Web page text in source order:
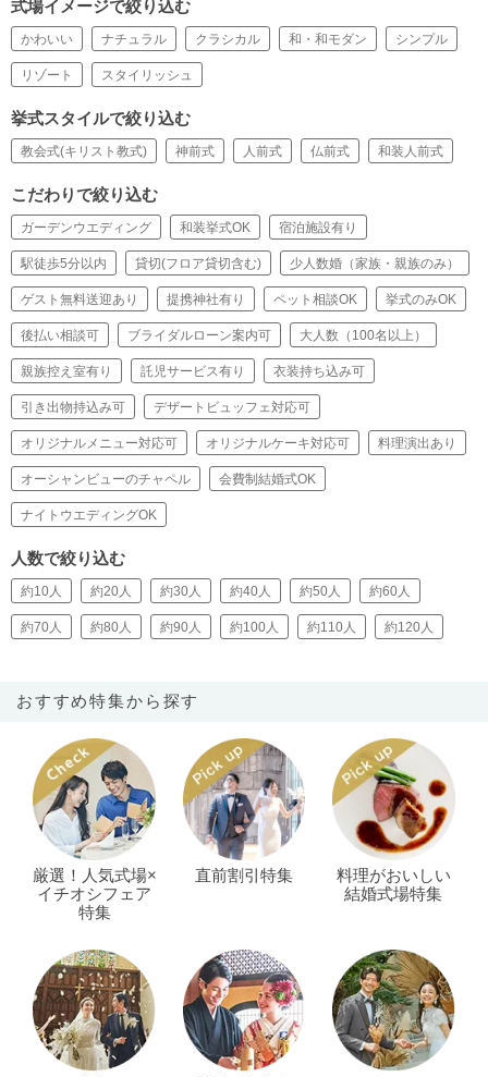
式場イメージで絞り込む
かわいい ナチュラル クラシカル 和・和モダン シンプル
リゾート スタイリッシュ
挙式スタイルで絞り込む
教会式(キリスト教式) 神前式 人前式 仏前式 和装人前式
こだわりで絞り込む
ガーデンウエディング 和装挙式OK 宿泊施設有り
駅徒歩5分以内 貸切(フロア貸切含む) 少人数婚（家族・親族のみ）
ゲスト無料送迎あり 提携神社有り ペット相談OK 挙式のみOK
後払い相談可 ブライダルローン案内可 大人数（100名以上）
親族控え室有り 託児サービス有り 衣装持ち込み可
引き出物持込み可 デザートビュッフェ対応可
オリジナルメニュー対応可 オリジナルケーキ対応可 料理演出あり
オーシャンビューのチャペル 会費制結婚式OK
ナイトウエディングOK
人数で絞り込む
約10人 約20人 約30人 約40人 約50人 約60人
約70人 約80人 約90人 約100人 約110人 約120人
おすすめ特集から探す
厳選！人気式場×
イチオシフェア
特集
直前割引特集
料理がおいしい
結婚式場特集